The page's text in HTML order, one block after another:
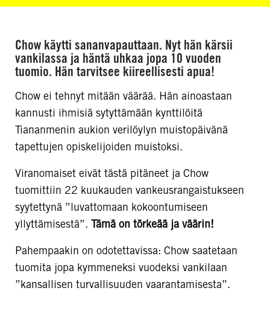
Chow käytti sananvapauttaan. Nyt hän kärsii
vankilassa ja häntä uhkaa jopa 10 vuoden
tuomio. Hän tarvitsee kiireellisesti apua!
Chow ei tehnyt mitään väärää. Hän ainoastaan
kannusti ihmisiä sytyttämään kynttilöitä
Tiananmenin aukion verilöylyn muistopäivänä
tapettujen opiskelijoiden muistoksi.
Viranomaiset eivät tästä pitäneet ja Chow
tuomittiin 22 kuukauden vankeusrangaistukseen
syytettynä ”luvattomaan kokoontumiseen
yllyttämisestä”. Tämä on törkeää ja väärin!
Pahempaakin on odotettavissa: Chow saatetaan
tuomita jopa kymmeneksi vuodeksi vankilaan
”kansallisen turvallisuuden vaarantamisesta”.